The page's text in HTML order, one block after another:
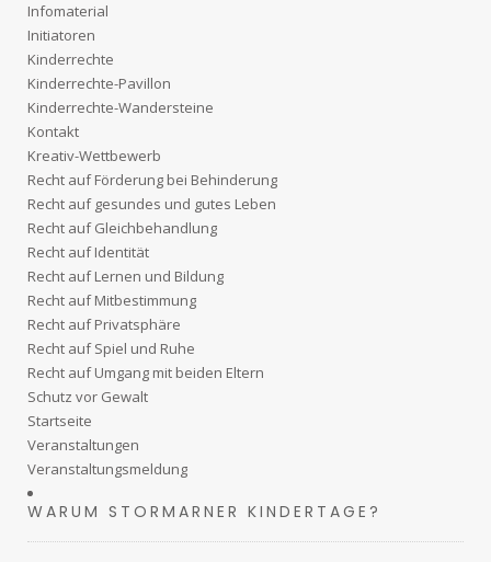
Infomaterial
Initiatoren
Kinderrechte
Kinderrechte-Pavillon
Kinderrechte-Wandersteine
Kontakt
Kreativ-Wettbewerb
Recht auf Förderung bei Behinderung
Recht auf gesundes und gutes Leben
Recht auf Gleichbehandlung
Recht auf Identität
Recht auf Lernen und Bildung
Recht auf Mitbestimmung
Recht auf Privatsphäre
Recht auf Spiel und Ruhe
Recht auf Umgang mit beiden Eltern
Schutz vor Gewalt
Startseite
Veranstaltungen
Veranstaltungsmeldung
WARUM STORMARNER KINDERTAGE?